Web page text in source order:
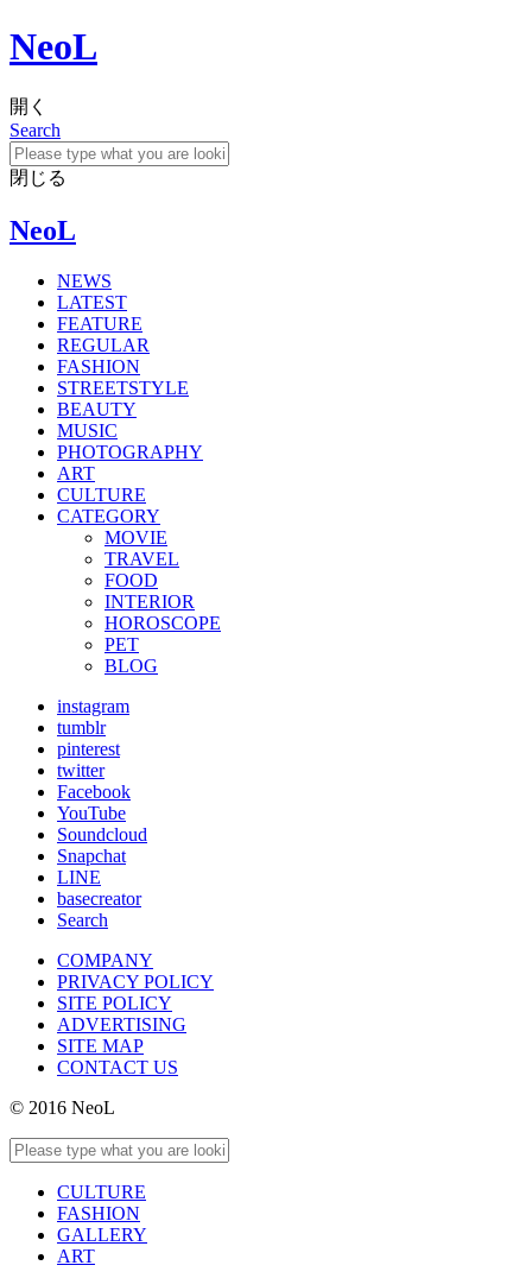
NeoL
開く
Search
閉じる
NeoL
NEWS
LATEST
FEATURE
REGULAR
FASHION
STREETSTYLE
BEAUTY
MUSIC
PHOTOGRAPHY
ART
CULTURE
CATEGORY
MOVIE
TRAVEL
FOOD
INTERIOR
HOROSCOPE
PET
BLOG
instagram
tumblr
pinterest
twitter
Facebook
YouTube
Soundcloud
Snapchat
LINE
basecreator
Search
COMPANY
PRIVACY POLICY
SITE POLICY
ADVERTISING
SITE MAP
CONTACT US
© 2016 NeoL
CULTURE
FASHION
GALLERY
ART